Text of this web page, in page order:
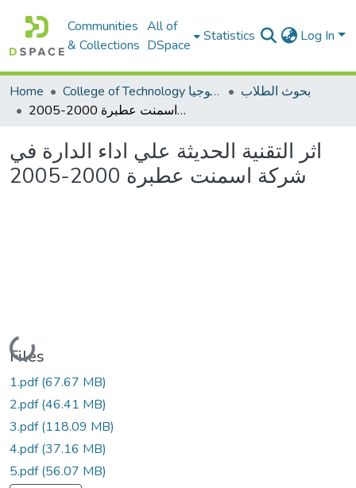
Communities
& Collections
All of
DSpace
Statistics Log In
Home College of Technology كلية التكنولوجيا
بحوث الطلاب
اثر التقنية الحديثة علي اداء الدارة في شركة اسمنت عطبرة 2000-2005
اثر التقنية الحديثة علي اداء الدارة في
شركة اسمنت عطبرة 2000-2005
Loading...
Files
1.pdf(67.67 MB)
2.pdf(46.41 MB)
3.pdf(118.09 MB)
4.pdf(37.16 MB)
5.pdf(56.07 MB)